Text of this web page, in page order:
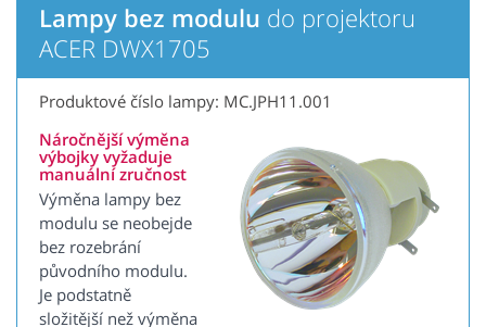
Lampy bez modulu do projektoru
ACER DWX1705
Produktové číslo lampy: MC.JPH11.001
Náročnější výměna
výbojky vyžaduje
manuální zručnost
Výměna lampy bez
modulu se neobejde
bez rozebrání
původního modulu.
Je podstatně
složitější než výměna